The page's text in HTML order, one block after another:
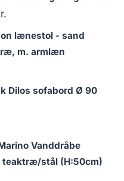
lænestol - sand
m. armlæn
Dilos sofabord Ø 90
Vanddråbe
stål (H:50cm)